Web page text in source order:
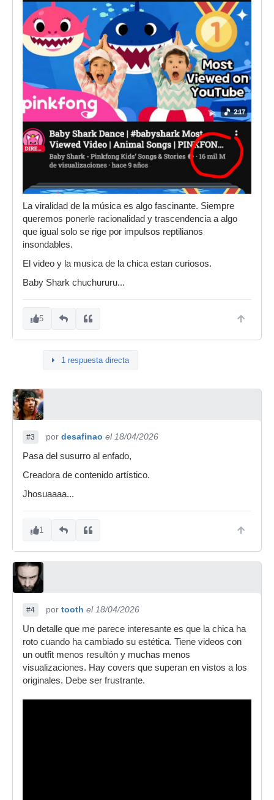
La viralidad de la música es algo fascinante. Siempre
queremos ponerle racionalidad y trascendencia a algo
que igual solo se rige por impulsos reptilianos
insondables.
El video y la musica de la chica estan curiosos.
Baby Shark chuchururu...
5
1 respuesta directa
#3 por desafinao el 18/04/2026
Pasa del susurro al enfado,
Creadora de contenido artístico.
Jhosuaaaa...
1
#4 por tooth el 18/04/2026
Un detalle que me parece interesante es que la chica ha
roto cuando ha cambiado su estética. Tiene videos con
un outfit menos resultón y muchas menos
visualizaciones. Hay covers que superan en vistos a los
originales. Debe ser frustrante.